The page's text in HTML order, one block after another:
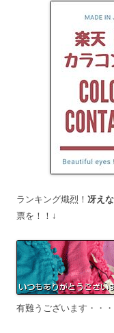
ランキング熾烈！ 冴え
票を！！↓
有難うございます・・・